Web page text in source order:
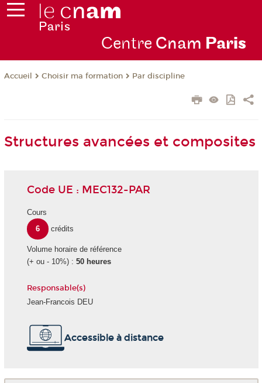
Centre Cnam Paris
Accueil Choisir ma formation Par discipline
Structures avancées et composites
Code UE : MEC132-PAR
Cours
6
crédits
Volume horaire de référence
(+ ou - 10%) : 50 heures
Responsable(s)
Jean-Francois DEU
Accessible à distance